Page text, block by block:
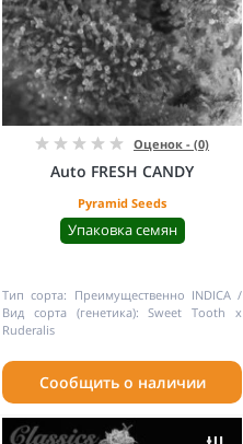
Оценок - (0)
Auto FRESH CANDY
Pyramid Seeds
Упаковка семян
Тип сорта: Преимущественно INDICA
Вид сорта (генетика):
Sweet Tooth x
Ruderalis
Сообщить о наличии